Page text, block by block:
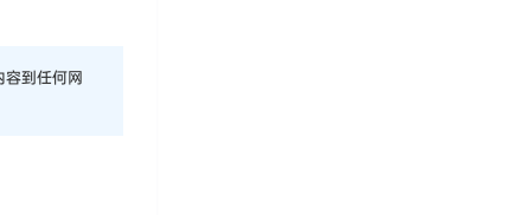
到任何网